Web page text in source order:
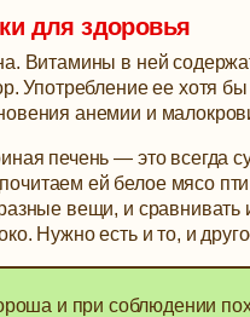
для здоровья
Витамины в ней
Употребление ее хотя бы
анемии и
печень — это всегда
ей белое мясо
вещи, и
Нужно есть и то, и
и при соблюдении